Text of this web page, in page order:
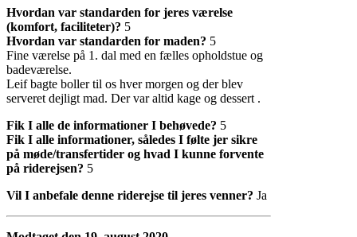
Hvordan var standarden for jeres værelse
(komfort, faciliteter)? 5
Hvordan var standarden for maden? 5
Fine værelse på 1. dal med en fælles opholdstue og
badeværelse.
Leif bagte boller til os hver morgen og der blev
serveret dejligt mad. Der var altid kage og dessert .
Fik I alle de informationer I behøvede? 5
Fik I alle informationer, således I følte jer sikre
på møde/transfertider og hvad I kunne forvente
på riderejsen? 5
Vil I anbefale denne riderejse til jeres venner? Ja